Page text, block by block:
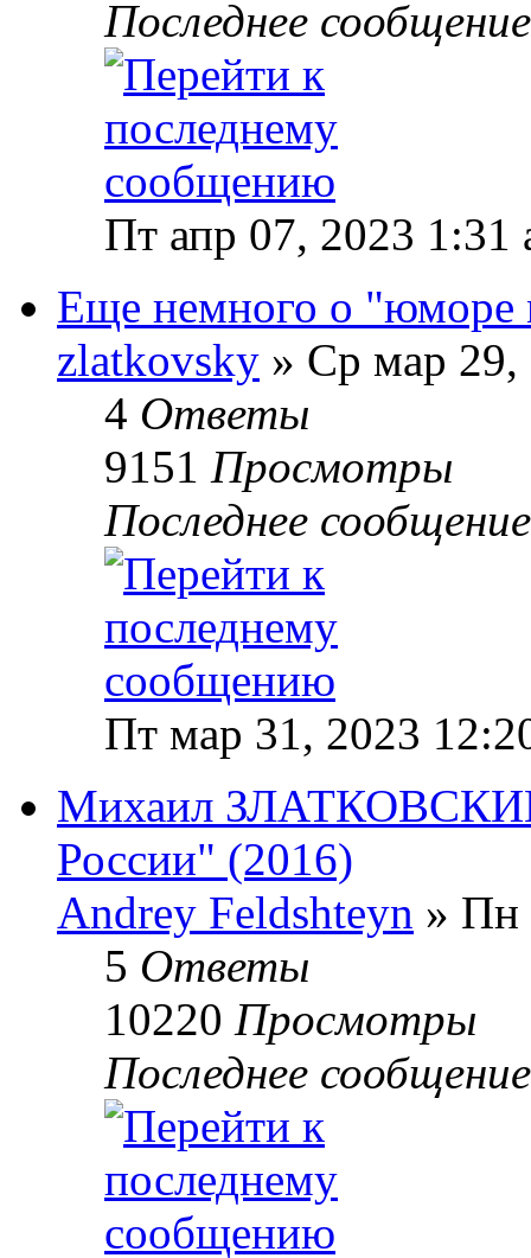
Последнее
Пт апр 07, 2023 1:31
Еще немного о "юморе
zlatkovsky » Ср мар 29,
4 Ответы
9151 Просмотры
Последнее
Пт мар 31, 2023
Михаил
России" (2016)
Andrey Feldshteyn » Пн
5 Ответы
10220 Просмотры
Последнее